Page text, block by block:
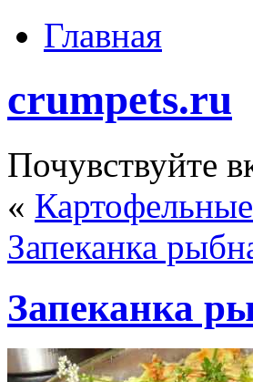
Главная
crumpets.ru
Почувствуйте
«
Запеканка
Запеканка